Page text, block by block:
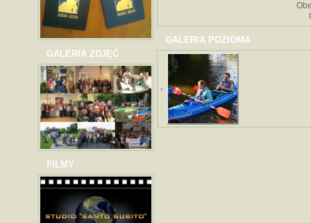
GALERIA ZDJĘĆ
FILMY
GALERIA POZIOMA